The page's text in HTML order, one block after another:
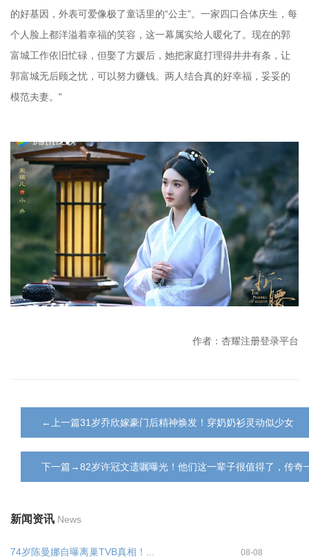
的好基因，外表可爱像极了童话里的“公主”。一家四口合体庆生，每
个人脸上都洋溢着幸福的笑容，这一幕属实给人暖化了。现在的郭
富城工作依旧忙碌，但娶了方媛后，她把家庭打理得井井有条，让
郭富城无后顾之忧，可以努力赚钱。两人结合真的好幸福，妥妥的
模范夫妻。"
作者：杏耀注册登录平台
←上一篇31岁乔欣嫁豪门后精神焕发！穿奶奶衫灵动似少女
下一篇→82岁许冠文遗嘱曝光！他们这一辈子很值得了，传奇
新闻资讯 News
74岁陈曼娜自曝离巢TVB真相！... 08-08